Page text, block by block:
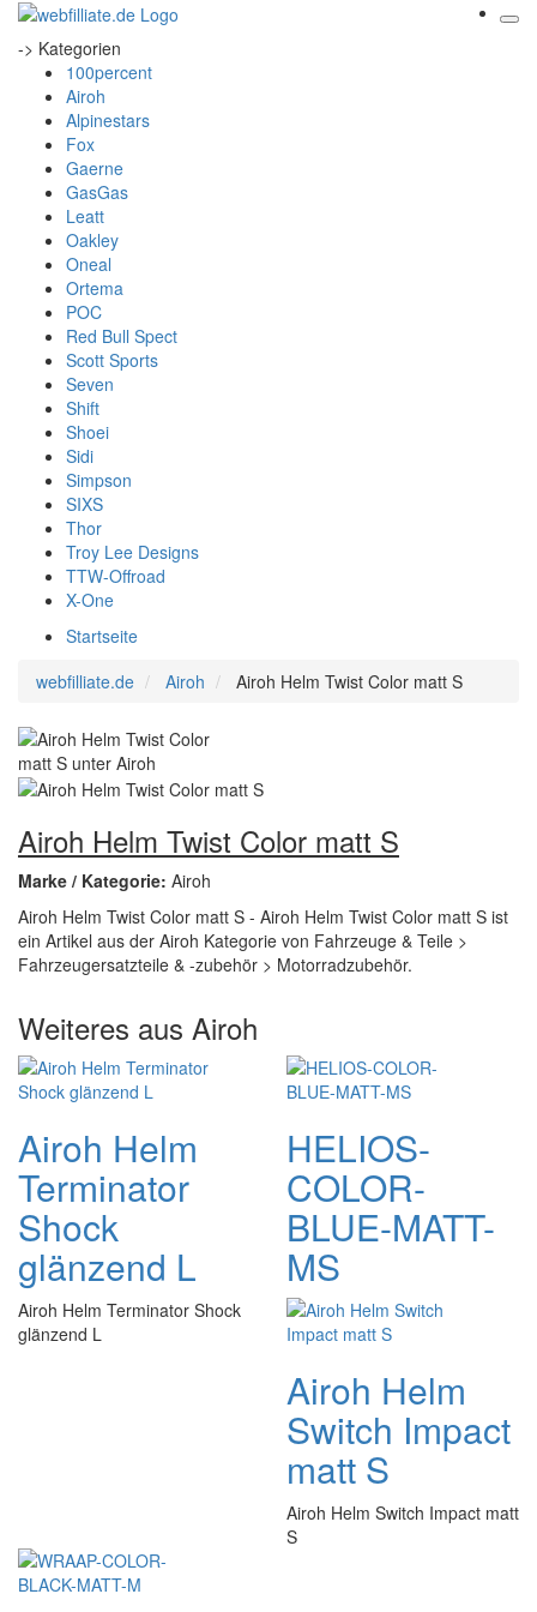
-> Kategorien
100percent
Airoh
Alpinestars
Fox
Gaerne
GasGas
Leatt
Oakley
Oneal
Ortema
POC
Red Bull Spect
Scott Sports
Seven
Shift
Shoei
Sidi
Simpson
SIXS
Thor
Troy Lee Designs
TTW-Offroad
X-One
Startseite
webfilliate.de
Airoh Airoh Helm Twist Color matt S
Airoh Helm Twist Color matt S
Marke / Kategorie: Airoh
Airoh Helm Twist Color matt S - Airoh Helm Twist Color matt S ist
ein Artikel aus der Airoh Kategorie von Fahrzeuge & Teile >
Fahrzeugersatzteile & -zubehör > Motorradzubehör.
Weiteres aus Airoh
Airoh Helm
Terminator
Shock
glänzend L
Airoh Helm Terminator Shock
glänzend L
HELIOS-
COLOR-
BLUE-MATT-
MS
Airoh Helm
Switch Impact
matt S
Airoh Helm Switch Impact matt
S